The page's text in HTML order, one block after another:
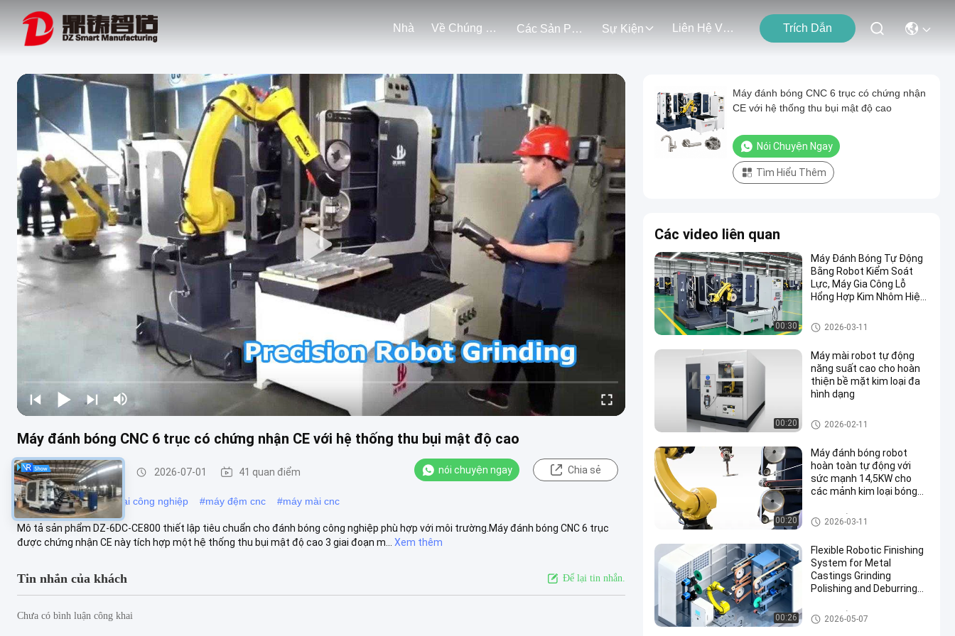
Nhà Về Chúng Tôi Các Sản Phẩm Sự Kiện Liên Hệ Với Chúng Tôi Trích Dẫn
Máy đánh bóng CNC 6 trục có chứng nhận CE với hệ thống thu bụi mật độ cao
Máy đánh bóng CNC 2026-07-01 41 quan điểm nói chuyện ngay Chia sẻ
#máy đánh bóng kim loại công nghiệp #máy đệm cnc #máy mài cnc
Mô tả sản phẩm DZ-6DC-CE800 thiết lập tiêu chuẩn cho đánh bóng công nghiệp phù hợp với môi trường.Máy đánh bóng CNC 6 trục
được chứng nhận CE này tích hợp một hệ thống thu bụi mật độ cao 3 giai đoạn m...
Xem thêm
Tin nhắn của khách Để lại tin nhắn.
Chưa có bình luận công khai
Máy đánh bóng CNC 6 trục có chứng nhận
CE với hệ thống thu bụi mật độ cao
Nói Chuyện Ngay
Tìm Hiểu Thêm
Các video liên quan
00:30
Máy Đánh Bóng Tự Động
Bằng Robot Kiểm Soát
Lực, Máy Gia Công Lỗ
Hổng Hợp Kim Nhôm Hiệu
Kim Loại Thông Minh
Máy đánh bóng tự động
2026-03-11
00:20
Máy mài robot tự động
năng suất cao cho hoàn
thiện bề mặt kim loại đa
hình dạng
Máy đánh bóng CNC
2026-02-11
00:20
Máy đánh bóng robot
hoàn toàn tự động với
sức mạnh 14,5KW cho
các mảnh kim loại bóng
Máy nghiền và đánh bóng rob
ot
2026-03-11
00:26
Flexible Robotic Finishing
System for Metal
Castings Grinding
Polishing and Deburring
Máy nghiền và đánh bóng
2026-05-07